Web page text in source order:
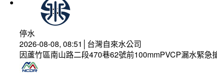
停水
2026-08-08, 08:51│台灣自來水公司
因蘆竹區南山路二段470巷62號前100mmPVCP漏水緊急